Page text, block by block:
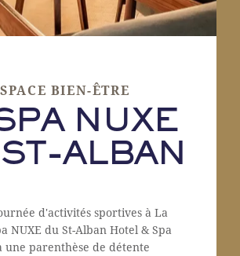
BIEN-ÊTRE
NUXE
ALBAN
d'activités sportives à La
NUXE du St-Alban Hotel & Spa
une parenthèse de détente